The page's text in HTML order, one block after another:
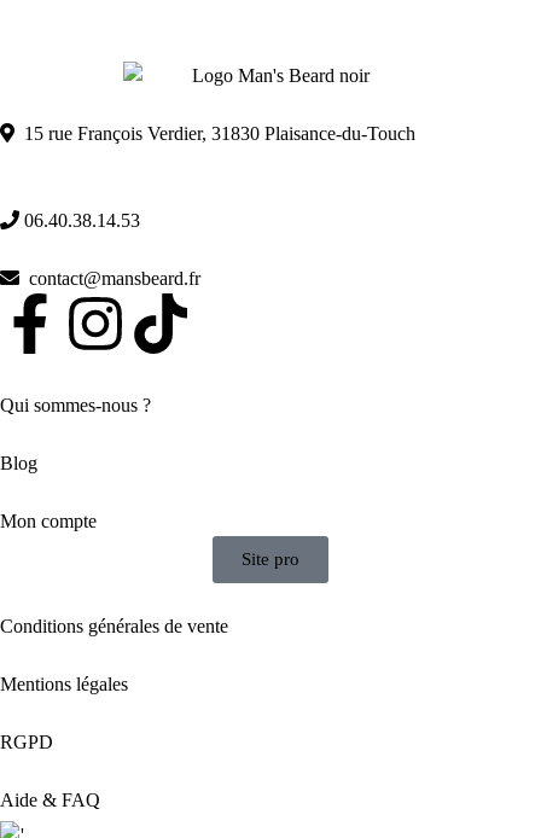
15 rue François Verdier, 31830 Plaisance-du-Touch
06.40.38.14.53
contact@mansbeard.fr
Qui sommes-nous ?
Blog
Mon compte
Site pro
Conditions générales de vente
Mentions légales
RGPD
Aide & FAQ